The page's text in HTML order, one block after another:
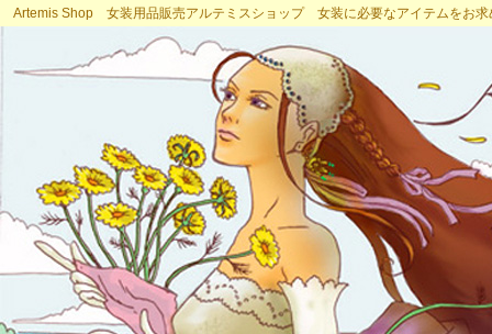
Artemis Shop 女装用品販売アルテミスショップ 女装に必要なアイテムをお求